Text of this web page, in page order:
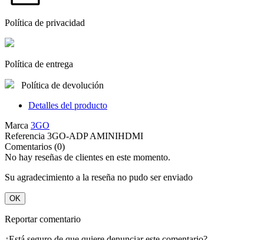
Política de privacidad
Política de entrega
Política de devolución
Detalles del producto
Marca 3GO
Referencia 3GO-ADP AMINIHDMI
Comentarios (0)
No hay reseñas de clientes en este momento.
Su agradecimiento a la reseña no pudo ser enviado
OK
Reportar comentario